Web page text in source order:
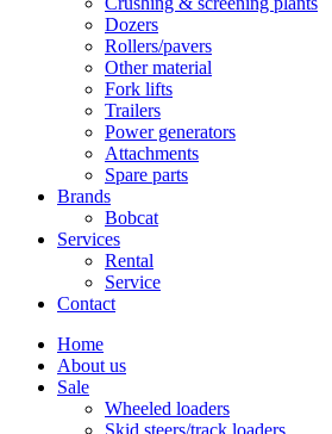
Dozers
Rollers/pavers
Other material
Fork lifts
Trailers
Power generators
Attachments
Spare parts
Brands
Bobcat
Services
Rental
Service
Contact
Home
About us
Sale
Wheeled loaders
Skid steers/track loaders